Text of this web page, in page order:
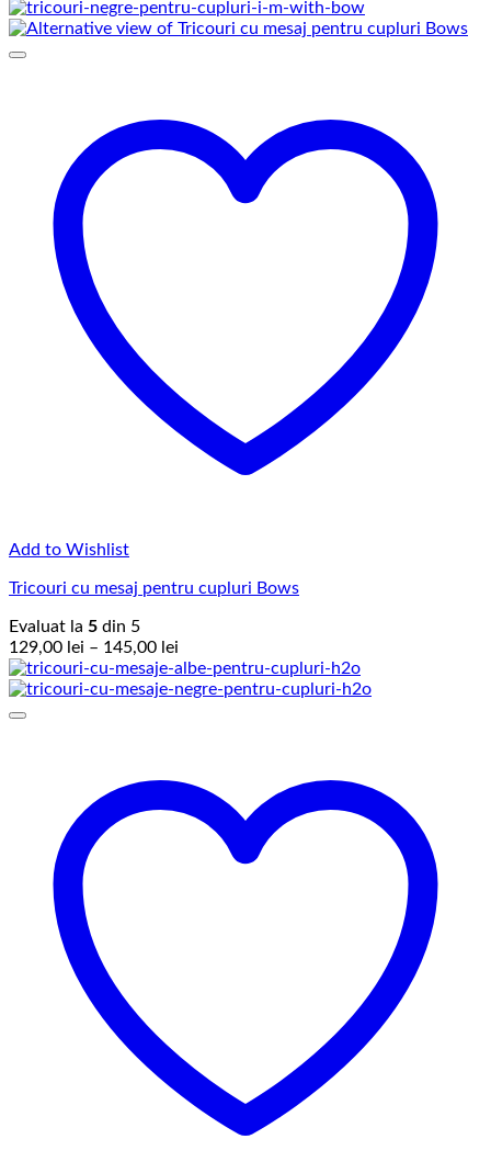
de
prețuri:
Add to Wishlist
Tricouri cu mesaj pentru cupluri Bows
Evaluat la 5 din 5
129,00 lei – 145,00 lei
de
prețuri: